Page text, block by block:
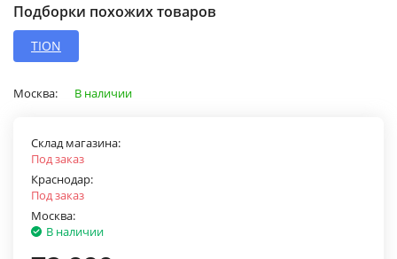
Подборки похожих товаров
TION
Москва: В наличии
Склад магазина:
Под заказ
Краснодар:
Под заказ
Москва:
В наличии